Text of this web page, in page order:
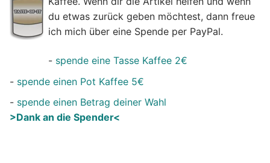
du etwas zurück geben möchtest, dann freue
ich mich über eine Spende per PayPal.
- spende eine Tasse Kaffee 2€
- spende einen Pot Kaffee 5€
- spende einen Betrag deiner Wahl
>Dank an die Spender<